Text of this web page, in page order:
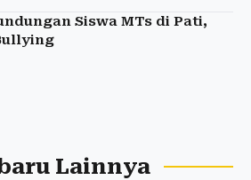
Siswa MTs di Pati,
Lainnya